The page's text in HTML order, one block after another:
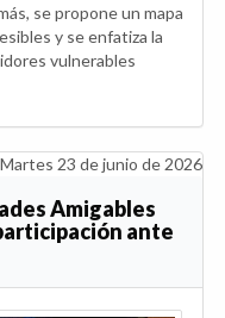
se propone un mapa
y se enfatiza la
vulnerables
Martes 23 de junio de 2026
Amigables
ante